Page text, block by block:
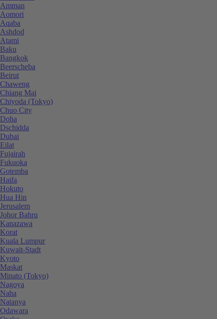
Amman
Aomori
Aqaba
Ashdod
Atami
Baku
Bangkok
Beerscheba
Beirut
Chaweng
Chiang Mai
Chiyoda (Tokyo)
Chuo City
Doha
Dschidda
Dubai
Eilat
Fujairah
Fukuoka
Gotemba
Haifa
Hokuto
Hua Hin
Jerusalem
Johor Bahru
Kanazawa
Korat
Kuala Lumpur
Kuwait-Stadt
Kyoto
Maskat
Minato (Tokyo)
Nagoya
Naha
Natanya
Odawara